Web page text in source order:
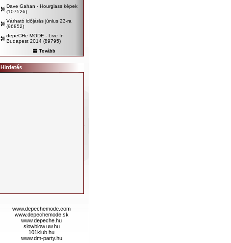
Dave Gahan - Hourglass képek
(107526)
Várható időjárás június 23-ra
(96852)
depeCHe MODE - Live In
Budapest 2014 (89795)
Tovább
Hirdetés
www.depechemode.com
www.depechemode.sk
www.depeche.hu
slowblow.uw.hu
101klub.hu
www.dm-party.hu